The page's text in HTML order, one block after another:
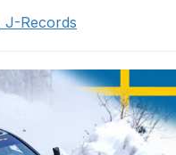
J-Records